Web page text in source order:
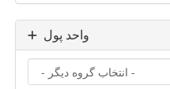
واحد پول